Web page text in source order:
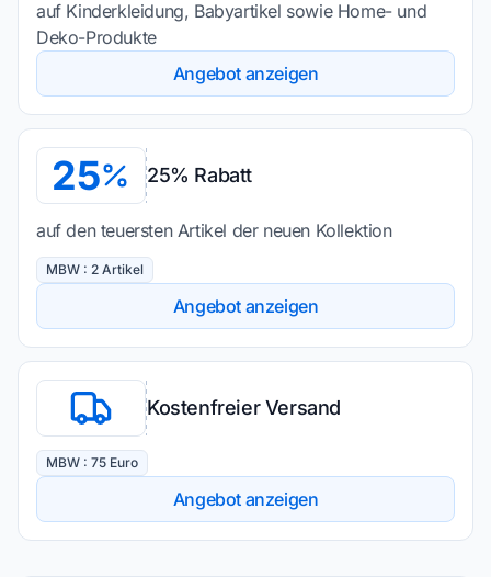
auf Kinderkleidung, Babyartikel sowie Home- und
Deko-Produkte
Angebot anzeigen
25 25% Rabatt
auf den teuersten Artikel der neuen Kollektion
MBW : 2 Artikel
Angebot anzeigen
Kostenfreier Versand
MBW : 75 Euro
Angebot anzeigen